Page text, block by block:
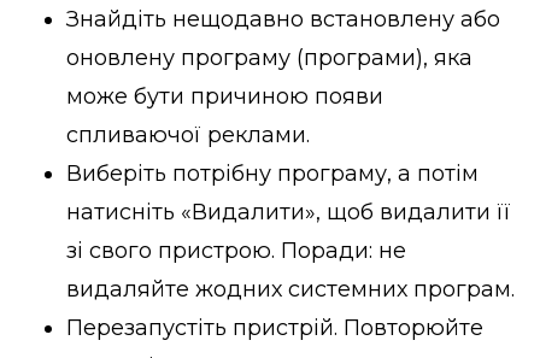
Знайдіть нещодавно встановлену або
оновлену програму (програми), яка
може бути причиною появи
спливаючої реклами.
Виберіть потрібну програму, а потім
натисніть «Видалити», щоб видалити її
зі свого пристрою. Поради: не
видаляйте жодних системних програм.
Перезапустіть пристрій. Повторюйте